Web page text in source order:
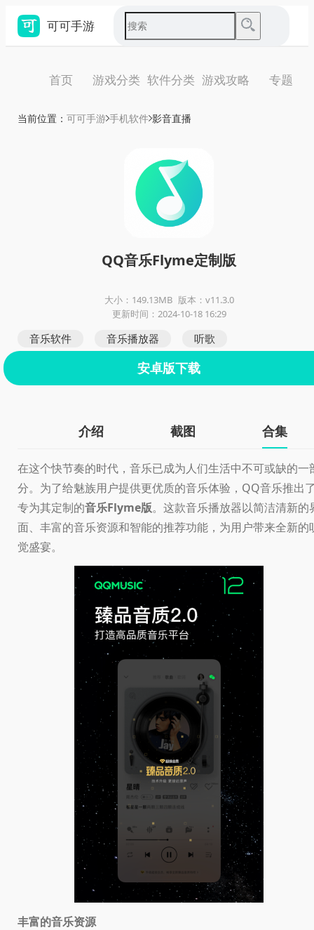
可可手游
首页 游戏分类 软件分类 游戏攻略 专题
当前位置： 可可手游 手机软件 影音直播
QQ音乐Flyme定制版
大小：149.13MB 版本：v11.3.0
更新时间：2024-10-18 16:29
音乐软件 音乐播放器 听歌
安卓版下载
介绍 截图 合集
在这个快节奏的时代，音乐已成为人们生活中不可或缺的一
分。为了给魅族用户提供更优质的音乐体验，QQ音乐推出
专为其定制的音乐Flyme版。这款音乐播放器以简洁清新的
面、丰富的音乐资源和智能的推荐功能，为用户带来全新的
觉盛宴。
丰富的音乐资源